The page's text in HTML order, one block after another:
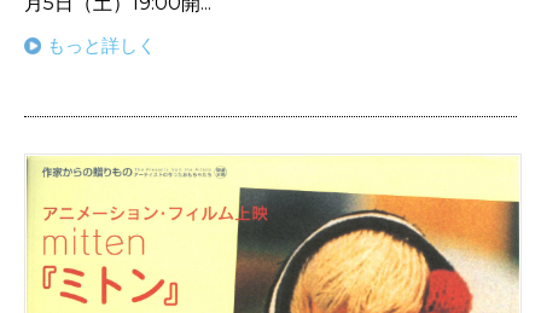
もっと詳しく